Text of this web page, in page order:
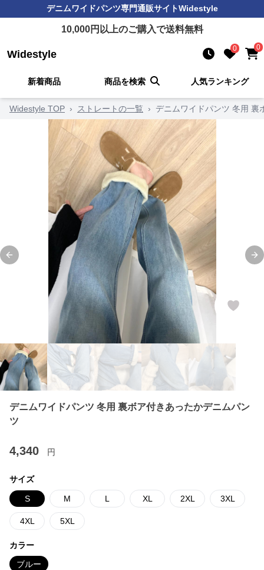
デニムワイドパンツ専門通販サイトWidestyle
10,000円以上のご購入で送料無料
Widestyle 0 0
新着商品 商品を検索 人気ランキング
Widestyle TOP › ストレートの一覧 › デニムワイドパンツ 冬用 裏
Previous slide
デニムワイドパンツ 冬用 裏ボア付きあったかデニムパン
ツ
4,340 円
サイズ
S M L XL 2XL 3XL
4XL 5XL
カラー
ブルー